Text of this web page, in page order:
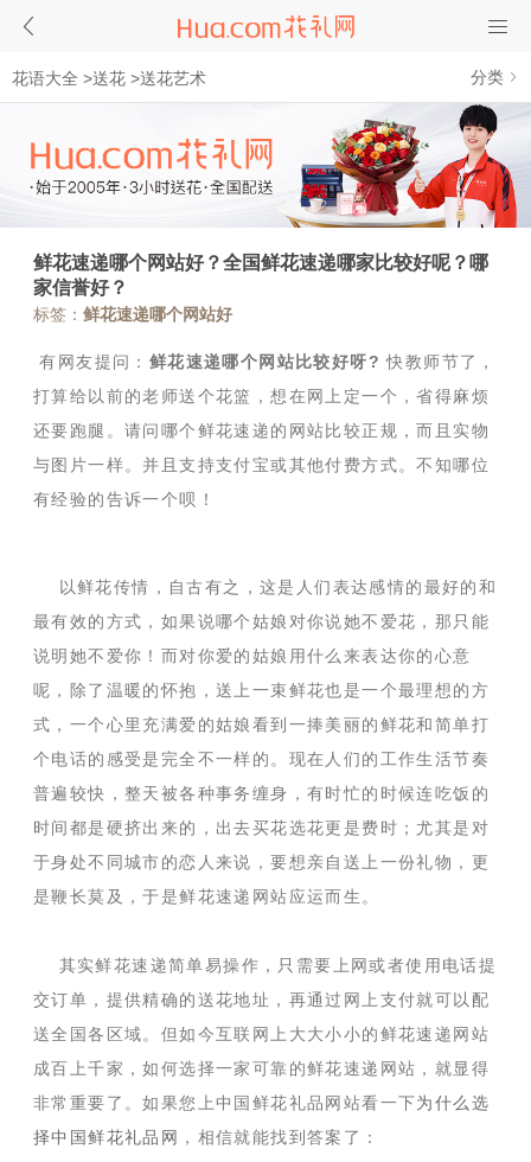
花语大全 >送花 >送花艺术 分类
鲜花速递哪个网站好？全国鲜花速递哪家比较好呢？哪
家信誉好？
标签： 鲜花速递哪个网站好
有网友提问： 鲜花速递哪个网站比较好呀?快教师节了，
打算给以前的老师送个花篮，想在网上定一个，省得麻烦
还要跑腿。请问哪个鲜花速递的网站比较正规，而且实物
与图片一样。并且支持支付宝或其他付费方式。不知哪位
有经验的告诉一个呗！
以鲜花传情，自古有之，这是人们表达感情的最好的和
最有效的方式，如果说哪个姑娘对你说她不爱花，那只能
说明她不爱你！而对你爱的姑娘用什么来表达你的心意
呢，除了温暖的怀抱，送上一束鲜花也是一个最理想的方
式，一个心里充满爱的姑娘看到一捧美丽的鲜花和简单打
个电话的感受是完全不一样的。现在人们的工作生活节奏
普遍较快，整天被各种事务缠身，有时忙的时候连吃饭的
时间都是硬挤出来的，出去买花选花更是费时；尤其是对
于身处不同城市的恋人来说，要想亲自送上一份礼物，更
是鞭长莫及，于是鲜花速递网站应运而生。
其实鲜花速递简单易操作，只需要上网或者使用电话提
交订单，提供精确的送花地址，再通过网上支付就可以配
送全国各区域。但如今互联网上大大小小的鲜花速递网站
成百上千家，如何选择一家可靠的鲜花速递网站，就显得
非常重要了。如果您上中国鲜花礼品网站看一下为什么选
择中国鲜花礼品网 ，相信就能找到答案了：